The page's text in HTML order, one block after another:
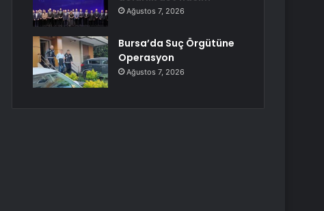
Ağustos 7, 2026
Bursa’da Suç Örgütüne
Operasyon
Ağustos 7, 2026